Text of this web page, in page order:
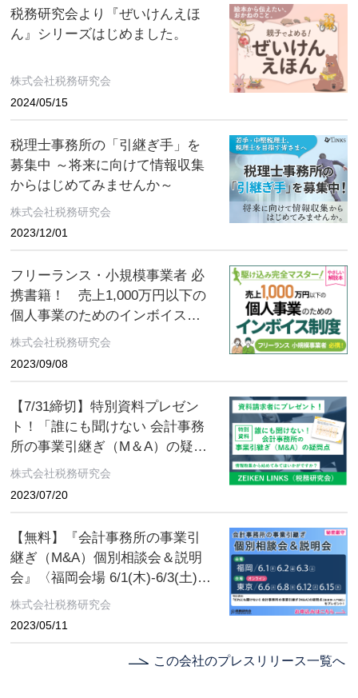
税務研究会より『ぜいけんえほ
ん』シリーズはじめました。
株式会社税務研究会
2024/05/15
税理士事務所の「引継ぎ手」を
募集中 ～将来に向けて情報収集
からはじめてみませんか～
株式会社税務研究会
2023/12/01
フリーランス・小規模事業者 必
携書籍！ 売上1,000万円以下の
個人事業のためのインボイス制
度
株式会社税務研究会
2023/09/08
【7/31締切】特別資料プレゼン
ト！「誰にも聞けない 会計事務
所の事業引継ぎ（M＆A）の疑問
点［譲渡用・入門編］」「知っ
株式会社税務研究会
2023/07/20
【無料】『会計事務所の事業引
継ぎ（M&A）個別相談会＆説明
会』〈福岡会場 6/1(木)‐6/3(土)／
東京会場6/6(火)‐6/15(木)〉【特
（M&A）の疑問点〈譲渡用・入
株式会社税務研究会
2023/05/11
この会社のプレスリリース一覧へ